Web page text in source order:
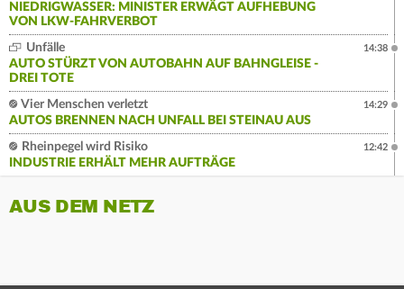
NIEDRIGWASSER: MINISTER ERWÄGT AUFHEBUNG
VON LKW-FAHRVERBOT
Unfälle
AUTO STÜRZT VON AUTOBAHN AUF BAHNGLEISE -
DREI TOTE
14:38
Vier Menschen verletzt
AUTOS BRENNEN NACH UNFALL BEI STEINAU AUS
14:29
Rheinpegel wird Risiko
INDUSTRIE ERHÄLT MEHR AUFTRÄGE
12:42
AUS DEM NETZ